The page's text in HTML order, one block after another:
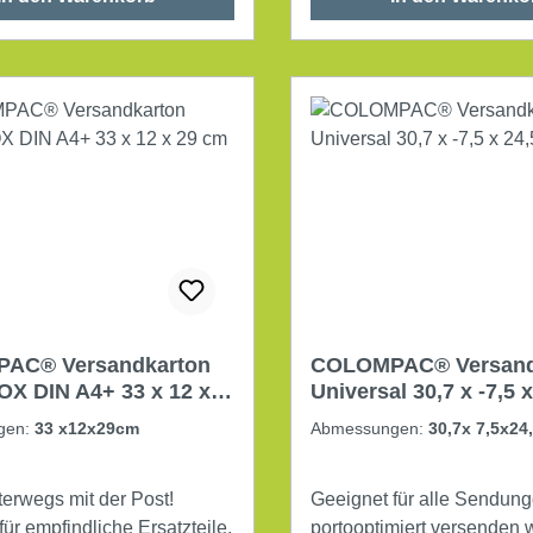
Versandkarton
A4+ 33 x 12 x
33 x12x29cm
mit der Post!
empfindliche Ersatzteile,
COLOMPAC®
Universal 30,7 x -7,5
braun
Abmessungen: 30,7x
Geeignet für alle
portooptimiert versenden